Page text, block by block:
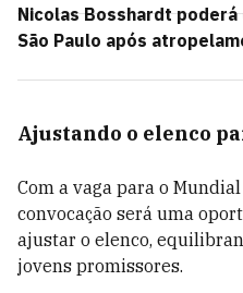
Nicolas Bosshardt
São Paulo após
Ajustando o elenco
Com a vaga para o
convocação será uma
ajustar o elenco,
jovens promissores.